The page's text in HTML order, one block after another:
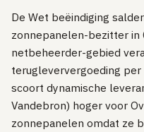
Vodafone
Odido
Simyo
Lebara
Hollandsnieuwe
De Wet beëindiging
zonnepanelen-bezitter
netbeheerder-gebied
terugleververgoeding per
scoort dynamische
Vandebron) hoger voor
zonnepanelen omdat ze